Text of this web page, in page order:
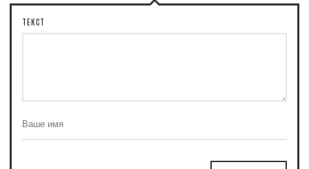
ТЕКСТ